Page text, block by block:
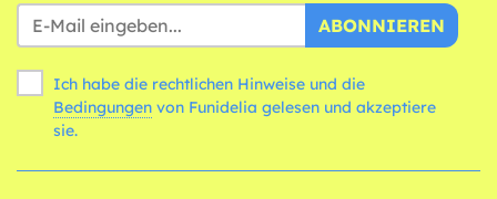
ABONNIEREN
Ich habe die rechtlichen Hinweise und die
Bedingungen
sie.